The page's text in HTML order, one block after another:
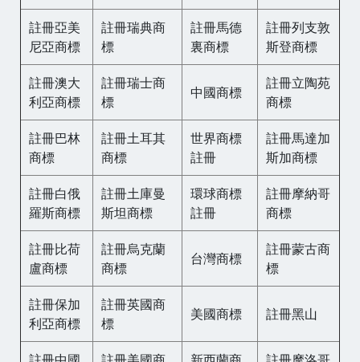
註冊亞美
尼亞商標
註冊瑞典商
標
註冊馬德
裏商標
註冊列支敦
斯登商標
註冊澳大
利亞商標
註冊瑞士商
標
中國商標
註冊立陶苑
商標
註冊巴林
商標
註冊土耳其
商標
世界商標
註冊
註冊馬達加
斯加商標
註冊白俄
羅斯商標
註冊土庫曼
斯坦商標
環球商標
註冊
註冊摩納哥
商標
註冊比荷
盧商標
註冊烏克蘭
商標
台灣商標
註冊蒙古商
標
註冊保加
利亞商標
註冊英國商
標
美國商標 註冊黑山